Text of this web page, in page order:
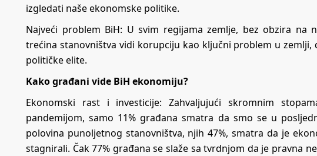
izgledati naše ekonomske politike.
Najveći problem BiH: U svim regijama zemlje, bez obzira na
trećina stanovništva vidi korupciju kao ključni problem u
političke elite.
Kako građani vide BiH ekonomiju?
Ekonomski rast i investicije: Zahvaljujući skromnim
pandemijom, samo 11% građana smatra da smo se u
polovina punoljetnog stanovništva, njih 47%, smatra da je
stagnirali. Čak 77% građana se slaže sa tvrdnjom da je pravna